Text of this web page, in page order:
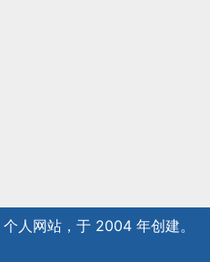
个人网站，于 2004 年创建。